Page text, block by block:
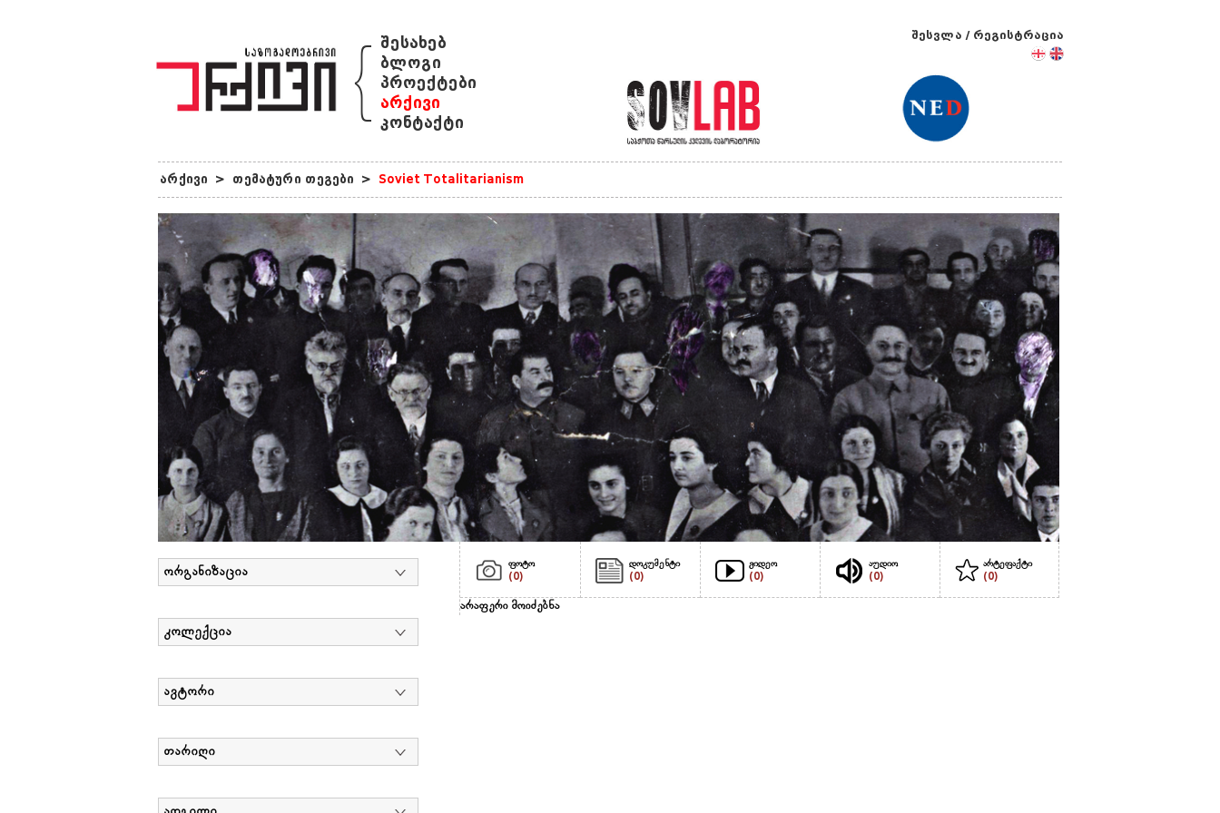
{ შესახებ
ბლოგი
პროექტები
არქივი
კონტაქტი
შესვლა / რეგისტრაცია
არქივი > თემატური თეგები > Soviet Totalitarianism
ორგანიზაცია
კოლექცია
ავტორი
თარიღი
ფოტო
(0)
დოკუმენტი
(0)
ვიდეო
(0)
აუდიო
(0)
არტეფაქტი
(0)
არაფერი მოიძებნა